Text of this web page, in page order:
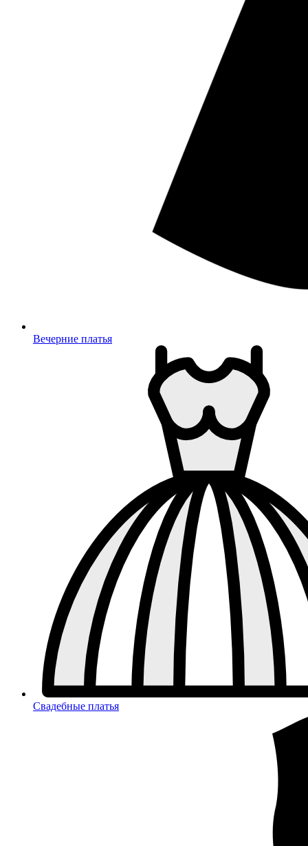
Вечерние платья
Свадебные платья